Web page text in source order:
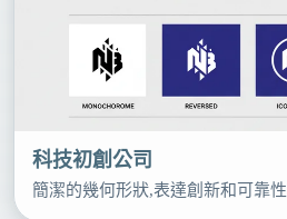
科技初創公司
簡潔的幾何形狀,表達創新和可靠性